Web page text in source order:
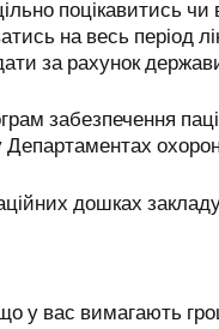
поцікавитись
на весь період
за рахунок
забезпечення
дошках
у вас вимагають